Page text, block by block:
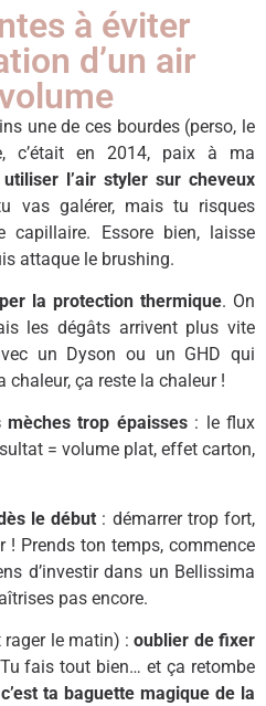
à éviter
d’un air
une de ces bourdes (perso, le
c’était en 2014, paix à ma
utiliser l’air styler sur cheveux
vas galérer, mais tu risques
Essore bien, laisse
attaque le brushing.
la protection thermique. On
les dégâts arrivent plus vite
un Dyson ou un GHD qui
chaleur, ça reste la chaleur !
mèches trop épaisses: le flux
= volume plat, effet carton,
le début : démarrer trop fort,
! Prends ton temps, commence
d’investir dans un Bellissima
pas encore.
rager le matin) :oublier de fixer
fais tout bien… et ça retombe
ta baguette magique de la